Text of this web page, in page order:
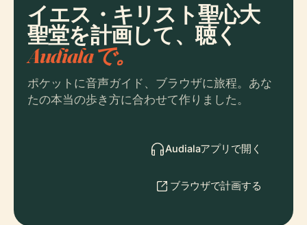
イエス・キリスト聖心大
聖堂を計画して、聴く
Audialaで。
ポケットに音声ガイド、ブラウザに旅程。あな
たの本当の歩き方に合わせて作りました。
Audialaアプリで開く
ブラウザで計画する